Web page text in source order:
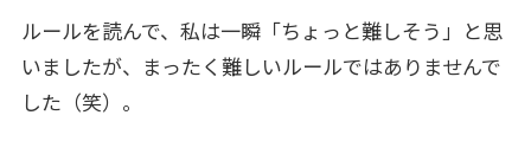
ルールを読んで、私は一瞬「ちょっと難しそう」と思
いましたが、まったく難しいルールではありませんで
した（笑）。